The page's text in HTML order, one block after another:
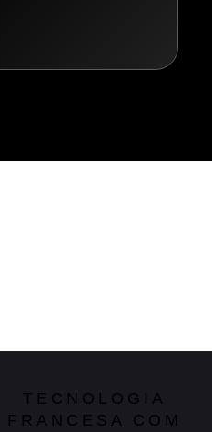
TECNOLOGIA
FRANCESA COM